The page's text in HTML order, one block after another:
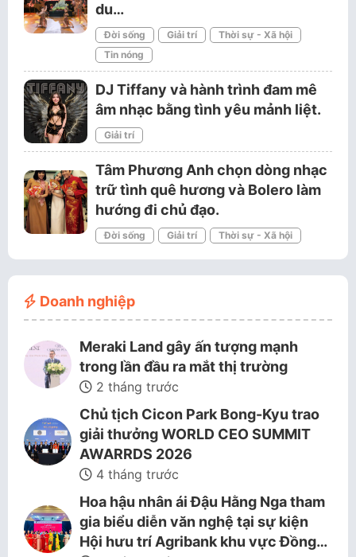
du…
Đời sống Giải trí
Thời sự - Xã hội
Tin nóng
DJ Tiffany và hành trình đam mê
âm nhạc bằng tình yêu mảnh liệt.
Giải trí
Tâm Phương Anh chọn dòng nhạc
trữ tình quê hương và Bolero làm
hướng đi chủ đạo.
Đời sống Giải trí Thời sự - Xã hội
Doanh nghiệp
Meraki Land gây ấn tượng mạnh
trong lần đầu ra mắt thị trường
2 tháng trước
Chủ tịch Cicon Park Bong-Kyu trao
giải thưởng WORLD CEO SUMMIT
AWARRDS 2026
4 tháng trước
Hoa hậu nhân ái Đậu Hằng Nga tham
gia biểu diễn văn nghệ tại sự kiện
Hội hưu trí Agribank khu vực Đồng…